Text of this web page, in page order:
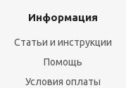
Информация
Статьи и инструкции
Помощь
Условия оплаты